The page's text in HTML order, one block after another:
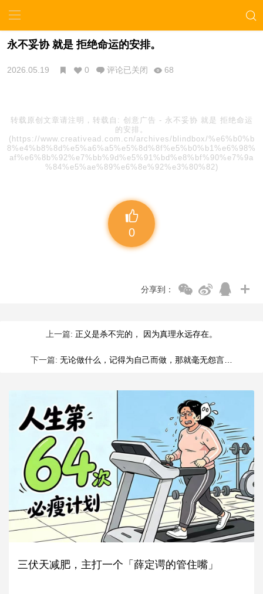
永不妥协 就是 拒绝命运的安排。
2026.05.19 0 评论已关闭 68
转载原创文章请注明，转载自: 创意广告 - 永不妥协 就是 拒绝命运
的安排。
(https://www.creativead.com.cn/archives/blindbox/%e6%b0%b
8%e4%b8%8d%e5%a6%a5%e5%8d%8f%e5%b0%b1%e6%98%
af%e6%8b%92%e7%bb%9d%e5%91%bd%e8%bf%90%e7%9a
%84%e5%ae%89%e6%8e%92%e3%80%82)
0
分享到：
上一篇: 正义是杀不完的， 因为真理永远存在。
下一篇: 无论做什么，记得为自己而做，那就毫无怨言…
三伏天减肥，主打一个「薛定谔的管住嘴」